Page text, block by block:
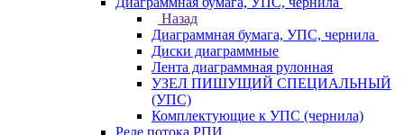
Назад
Диаграммная бумага, УПС, чернила
Диски диаграммные
Лента диаграммная рулонная
УЗЕЛ ПИШУЩИЙ СПЕЦИАЛЬНЫЙ
(УПС)
Комплектующие к УПС (чернила)
Реле потока РПИ